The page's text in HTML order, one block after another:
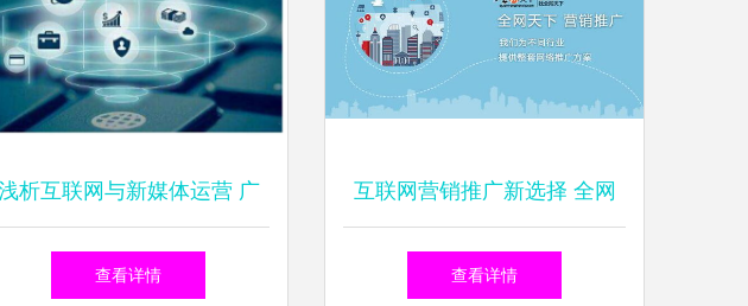
析互联网与新媒体运营 广
告营销市场在互联网销售中的
查看详情
互联网营销推广新选择 全网
天下如何赋能您的在线销售业
查看详情